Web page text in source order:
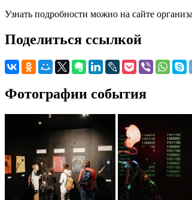
Узнать подробности можно на сайте
Поделиться ссылкой
Фотографии события